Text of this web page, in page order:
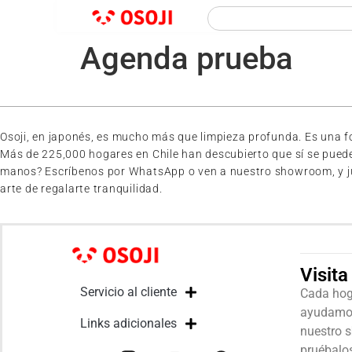
Agenda prueba
Osoji, en japonés, es mucho más que limpieza profunda. Es una
Más de 225,000 hogares en Chile han descubierto que sí se
manos? Escríbenos por WhatsApp o ven a nuestro showroom,
arte de regalarte tranquilidad.
Servicio al cliente
Links adicionales
Visita
Cada
nuestro